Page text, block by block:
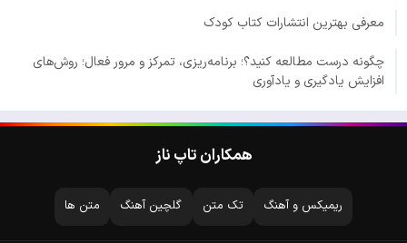
معرفی بهترین انتشارات کتاب کودک
چگونه درست مطالعه کنید؟؛ برنامه‌ریزی، تمرکز و مرور فعال؛ روش‌های
افزایش یادگیری و یادآوری
همکاران تاپ ناز
ریمیکس و آهنگ تک متن گلچین آهنگ متن ها